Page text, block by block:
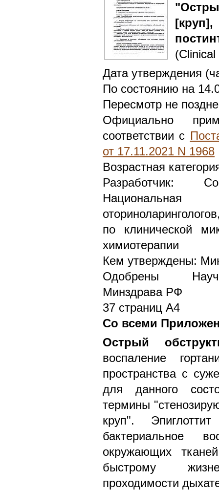
Дата утверждения
По состоянию на
Пересмотр не
Официально
соответствии с
от 17.11.2021 N 1968
Возрастная
Разработчик:
Национальная
по клинической
химиотерапии
Кем утверждены:
Одобрены
Минздрава РФ
37 страниц А4
Со всеми
Острый
воспаление
пространства с
для данного
термины
круп".
бактериальное
окружающих
быстрому
проходимости